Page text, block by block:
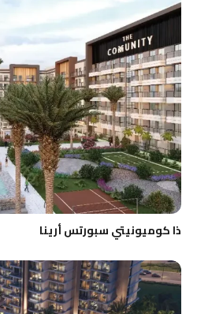
ذا كوميونيتي سبورتس أرينا